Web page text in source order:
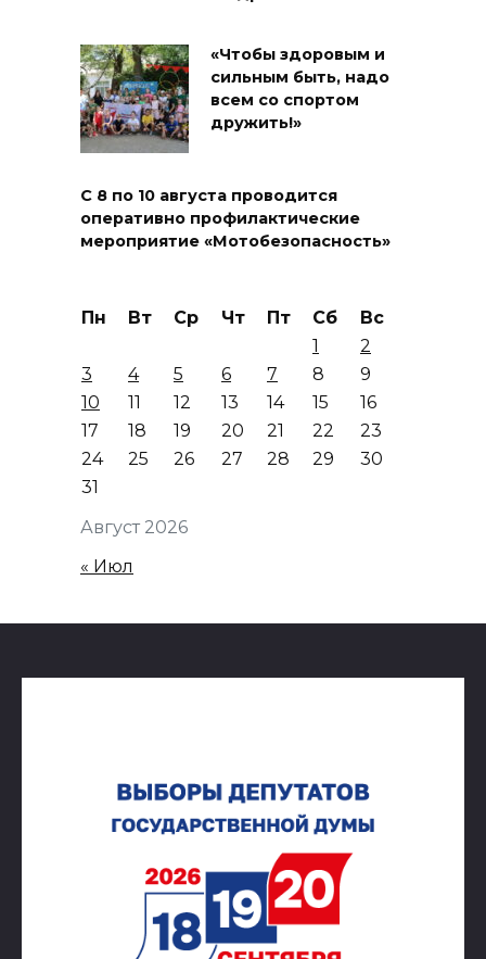
«Чтобы здоровым и
сильным быть, надо
всем со спортом
дружить!»
С 8 по 10 августа проводится
оперативно профилактические
мероприятие «Мотобезопасность»
Август 2026
Пн Вт Ср Чт Пт Сб
Вс
1
2
3
4 5 6 7 8
9
10
11 12 13 14 15
16
17
18 19 20 21 22
23
24
25 26 27 28 29
30
31
« Июл